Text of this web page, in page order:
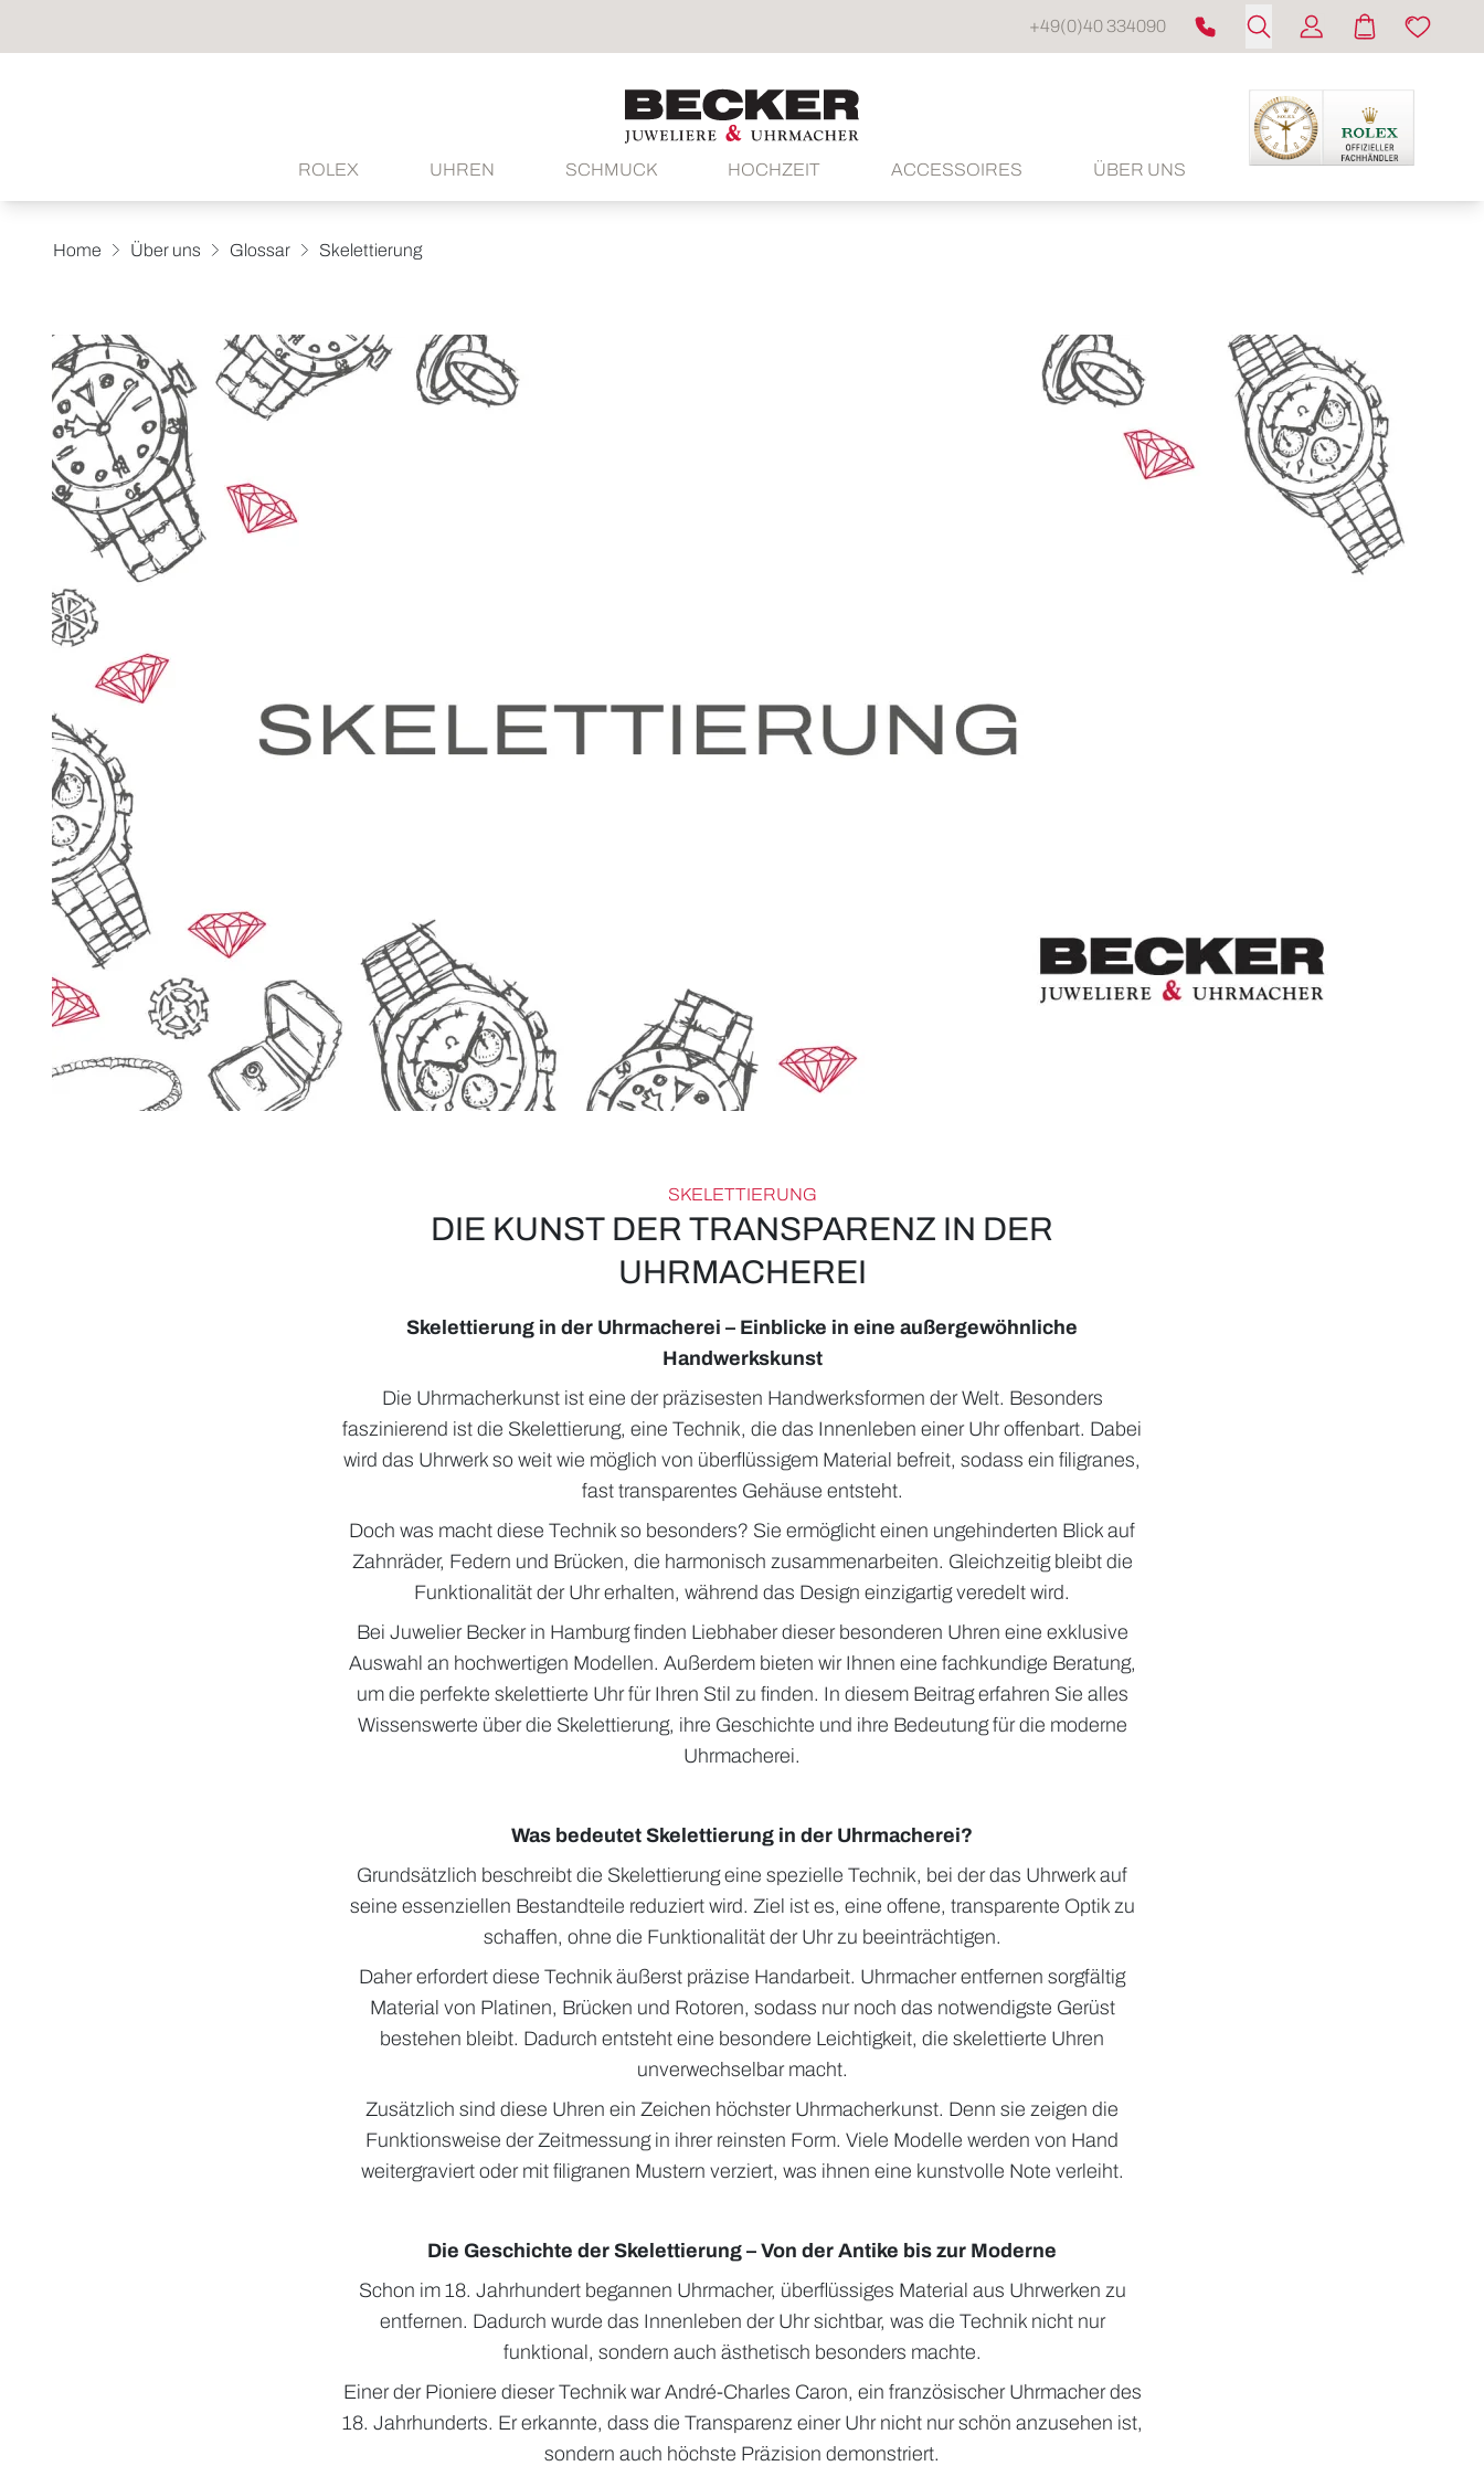
+49(0)40 334090
ROLEX UHREN SCHMUCK HOCHZEIT ACCESSOIRES ÜBER UNS
Home Über uns Glossar Skelettierung
SKELETTIERUNG
DIE KUNST DER TRANSPARENZ IN DER
UHRMACHEREI
Skelettierung in der Uhrmacherei – Einblicke in eine außergewöhnliche
Handwerkskunst
Die Uhrmacherkunst ist eine der präzisesten Handwerksformen der Welt. Besonders
faszinierend ist die Skelettierung, eine Technik, die das Innenleben einer Uhr offenbart. Dabei
wird das Uhrwerk so weit wie möglich von überflüssigem Material befreit, sodass ein filigranes,
fast transparentes Gehäuse entsteht.
Doch was macht diese Technik so besonders? Sie ermöglicht einen ungehinderten Blick auf
Zahnräder, Federn und Brücken, die harmonisch zusammenarbeiten. Gleichzeitig bleibt die
Funktionalität der Uhr erhalten, während das Design einzigartig veredelt wird.
Bei Juwelier Becker in Hamburg finden Liebhaber dieser besonderen Uhren eine exklusive
Auswahl an hochwertigen Modellen. Außerdem bieten wir Ihnen eine fachkundige Beratung,
um die perfekte skelettierte Uhr für Ihren Stil zu finden. In diesem Beitrag erfahren Sie alles
Wissenswerte über die Skelettierung, ihre Geschichte und ihre Bedeutung für die moderne
Uhrmacherei.
Was bedeutet Skelettierung in der Uhrmacherei?
Grundsätzlich beschreibt die Skelettierung eine spezielle Technik, bei der das Uhrwerk auf
seine essenziellen Bestandteile reduziert wird. Ziel ist es, eine offene, transparente Optik zu
schaffen, ohne die Funktionalität der Uhr zu beeinträchtigen.
Daher erfordert diese Technik äußerst präzise Handarbeit. Uhrmacher entfernen sorgfältig
Material von Platinen, Brücken und Rotoren, sodass nur noch das notwendigste Gerüst
bestehen bleibt. Dadurch entsteht eine besondere Leichtigkeit, die skelettierte Uhren
unverwechselbar macht.
Zusätzlich sind diese Uhren ein Zeichen höchster Uhrmacherkunst. Denn sie zeigen die
Funktionsweise der Zeitmessung in ihrer reinsten Form. Viele Modelle werden von Hand
weitergraviert oder mit filigranen Mustern verziert, was ihnen eine kunstvolle Note verleiht.
Die Geschichte der Skelettierung – Von der Antike bis zur Moderne
Schon im 18. Jahrhundert begannen Uhrmacher, überflüssiges Material aus Uhrwerken zu
entfernen. Dadurch wurde das Innenleben der Uhr sichtbar, was die Technik nicht nur
funktional, sondern auch ästhetisch besonders machte.
Einer der Pioniere dieser Technik war André-Charles Caron, ein französischer Uhrmacher des
18. Jahrhunderts. Er erkannte, dass die Transparenz einer Uhr nicht nur schön anzusehen ist,
sondern auch höchste Präzision demonstriert.